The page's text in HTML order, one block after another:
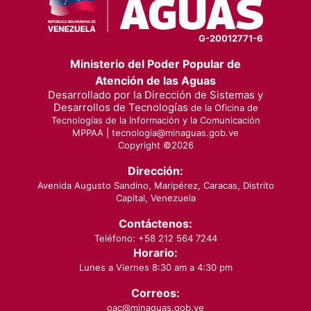
G-20012771-6
Ministerio del Poder Popular de
Atención de las Aguas
Desarrollado por la Dirección de Sistemas y
Desarrollos de Tecnologías de la Oficina de
Tecnologías de la Información y la Comunicación
MPPAA | tecnologia@minaguas.gob.ve
Copyright ©2026
Dirección:
Avenida Augusto Sandino, Maripérez, Caracas, Distrito
Capital, Venezuela
Contáctenos:
Teléfono: +58 212 564 7244
Horario:
Lunes a Viernes 8:30 am a 4:30 pm
Correos:
oac@minaguas.gob.ve